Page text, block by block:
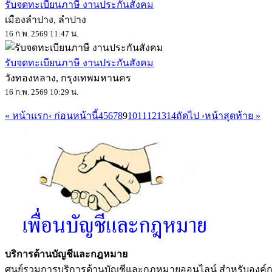
รับจดทะเบียนภาษี งานประกันสังคม
เมืองลำปาง, ลำปาง
16 ก.พ. 2569 11:47 น.
รับจดทะเบียนภาษี งานประกันสังคม
วังทองหลาง, กรุงเทพมหานคร
16 ก.พ. 2569 10:29 น.
« หน้าแรก‹ ก่อนหน้านี้4567891011 121314ถัดไป ›หน้าสุดท้าย »
บริการด้านบัญชีและกฎหมาย
ศูนย์รวมการบริการด้านบัญชีและกฎหมายออนไลน์ สำหรับองค์